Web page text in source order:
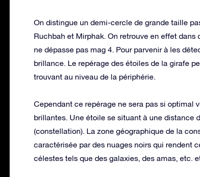
On distingue un demi-cercle de grande taille
Ruchbah et Mirphak. On retrouve en effet
ne dépasse pas mag 4. Pour parvenir à les
brillance. Le repérage des étoiles de la girafe
trouvant au niveau de la périphérie.
Cependant ce repérage ne sera pas si optimal
brillantes. Une étoile se situant à une distance
(constellation). La zone géographique de la
caractérisée par des nuages noirs qui rendent
célestes tels que des galaxies, des amas, etc.